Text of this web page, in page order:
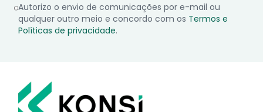
Autorizo o envio de comunicações por e-mail ou
qualquer outro meio e concordo com os Termos e
Políticas de privacidade.